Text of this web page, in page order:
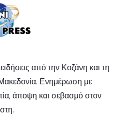
από την Κοζάνη και τη
Ενημέρωση με
άποψη και σεβασμό στον